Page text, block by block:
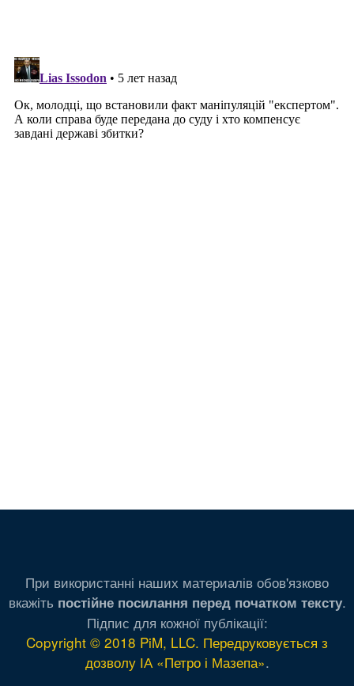
При використанні наших материалів обов'язково
вкажіть постійне посилання перед початком тексту.
Підпис для кожної публікації:
Copyright © 2018 PiM, LLC. Передруковується з
дозволу ІА «Петро і Мазепа».